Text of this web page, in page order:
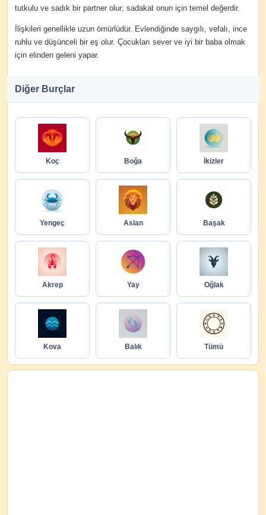
tutkulu ve sadık bir partner olur; sadakat onun için temel değerdir.
İlişkileri genellikle uzun ömürlüdür. Evlendiğinde saygılı, vefalı, ince
ruhlu ve düşünceli bir eş olur. Çocukları sever ve iyi bir baba olmak
için elinden geleni yapar.
Diğer Burçlar
Koç Boğa İkizler
Yengeç Aslan Başak
Akrep Yay Oğlak
Kova Balık Tümü